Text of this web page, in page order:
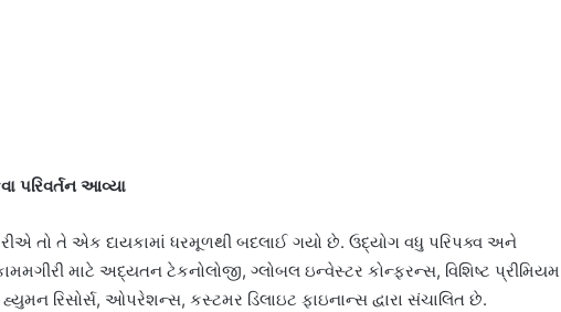
પરિવર્તન આવ્યા
તો તે એક દાયકામાં ધરમૂળથી બદલાઈ ગયો છે. ઉદ્યોગ વધુ પરિપક્વ અને
માટે અદ્યતન ટેકનોલોજી, ગ્લોબલ ઇન્વેસ્ટર કોન્ફરન્સ, વિશિષ્ટ પ્રીમિયમ
હ્યુમન રિસોર્સ, ઓપરેશન્સ, કસ્ટમર ડિલાઇટ ફાઇનાન્સ દ્વારા સંચાલિત છે.